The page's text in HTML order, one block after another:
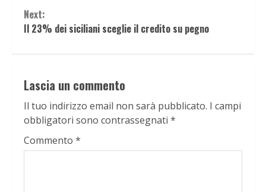
Next:
Il 23% dei siciliani sceglie il credito su pegno
Lascia un commento
Il tuo indirizzo email non sarà pubblicato. I campi
obbligatori sono contrassegnati *
Commento *